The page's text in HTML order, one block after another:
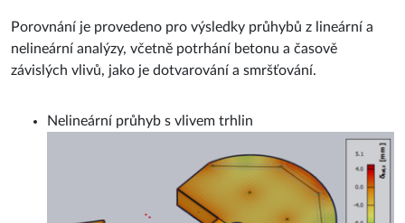
Porovnání je provedeno pro výsledky průhybů z lineární a
nelineární analýzy, včetně potrhání betonu a časově
závislých vlivů, jako je dotvarování a smršťování.
Nelineární průhyb s vlivem trhlin